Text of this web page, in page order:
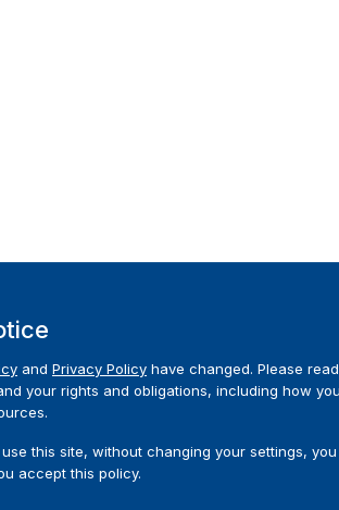
and Privacy Policy have changed. Please read
your rights and obligations, including how
this site, without changing your settings,
accept this policy.